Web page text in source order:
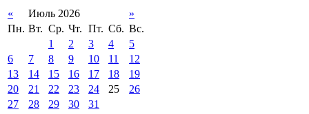
« Июль 2026
»
Пн. Вт. Ср. Чт. Пт. Сб. Вс.
1
2 3 4
5
6
7 8 9 10 11
12
13
14 15 16 17 18
19
20
21 22 23 24 25
26
27
28 29 30 31